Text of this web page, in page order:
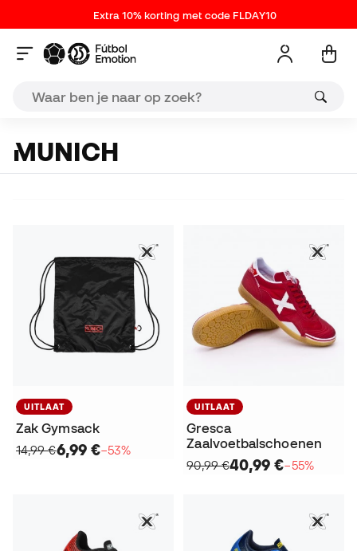
Extra 10% korting met code FLDAY10
MUNICH
UITLAAT
Zak Gymsack
14,99 €6,99 €−53%
UITLAAT
Gresca
Zaalvoetbalschoenen
90,99 €40,99 €−55%